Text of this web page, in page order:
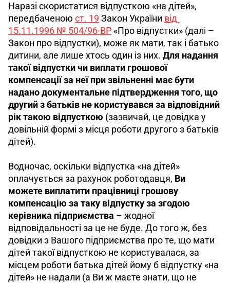
Наразі скористатися відпусткою «на дітей»,
передбаченою ст. 19 Закон України від
15.11.1996 № 504/96-ВР «Про відпустки» (далі –
Закон про відпустки), може як мати, так і батько
дитини, але лише хтось один із них. Для надання
такої відпустки чи виплати грошової
компенсації за неї при звільненні має бути
надано документальне підтвердження того, що
другий з батьків не користувався за відповідний
рік такою відпусткою (зазвичай, це довідка у
довільній формі з місця роботи другого з батьків
дітей).
Водночас, оскільки відпустка «на дітей»
оплачується за рахунок роботодавця, Ви
можете виплатити працівниці грошову
компенсацію за таку відпустку за згодою
керівника підприємства – жодної
відповідальності за це не буде. До того ж, без
довідки з Вашого підприємства про те, що мати
дітей такої відпусткою не користувалася, за
місцем роботи батька дітей йому б відпустку «на
дітей» не надали (а Ви ж маєте знати, що не